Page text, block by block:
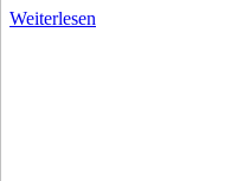
Weiterlesen